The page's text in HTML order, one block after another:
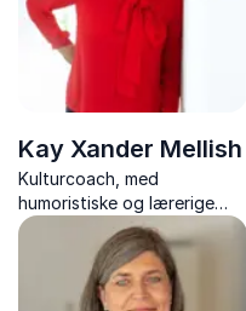
Kay Xander Mellish
Kulturcoach, med
humoristiske og lærerige
foredrag om dansk
arbejdskultur, samarbejde
og mødet mellem danskere
og udlændinge.